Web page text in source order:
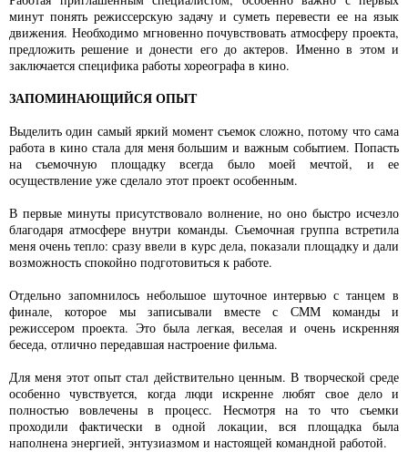
минут понять режиссерскую задачу и суметь перевести ее на язык
движения. Необходимо мгновенно почувствовать атмосферу проекта,
предложить решение и донести его до актеров. Именно в этом и
заключается специфика работы хореографа в кино.
ЗАПОМИНАЮЩИЙСЯ ОПЫТ
Выделить один самый яркий момент съемок сложно, потому что сама
работа в кино стала для меня большим и важным событием. Попасть
на съемочную площадку всегда было моей мечтой, и ее
осуществление уже сделало этот проект особенным.
В первые минуты присутствовало волнение, но оно быстро исчезло
благодаря атмосфере внутри команды. Съемочная группа встретила
меня очень тепло: сразу ввели в курс дела, показали площадку и дали
возможность спокойно подготовиться к работе.
Отдельно запомнилось небольшое шуточное интервью с танцем в
финале, которое мы записывали вместе с СММ команды и
режиссером проекта. Это была легкая, веселая и очень искренняя
беседа, отлично передавшая настроение фильма.
Для меня этот опыт стал действительно ценным. В творческой среде
особенно чувствуется, когда люди искренне любят свое дело и
полностью вовлечены в процесс. Несмотря на то что съемки
проходили фактически в одной локации, вся площадка была
наполнена энергией, энтузиазмом и настоящей командной работой.